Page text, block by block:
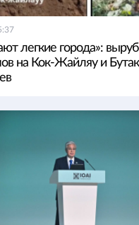
легкие города»:
на Кок-Жайляу и